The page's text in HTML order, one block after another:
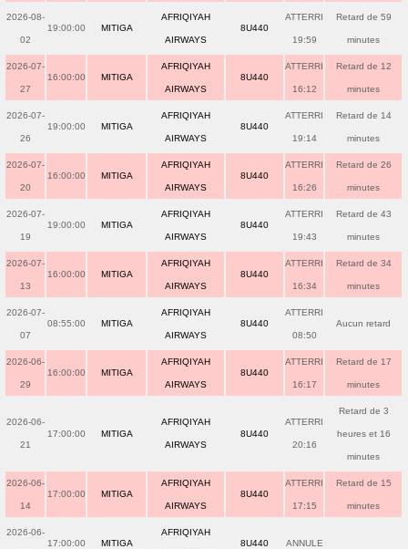
2026-08-
02
19:00:00 MITIGA
AFRIQIYAH
AIRWAYS
8U440
ATTERRI
19:59
Retard de 59
minutes
2026-07-
27
16:00:00 MITIGA
AFRIQIYAH
AIRWAYS
8U440
ATTERRI
16:12
Retard de 12
minutes
2026-07-
26
19:00:00 MITIGA
AFRIQIYAH
AIRWAYS
8U440
ATTERRI
19:14
Retard de 14
minutes
2026-07-
20
16:00:00 MITIGA
AFRIQIYAH
AIRWAYS
8U440
ATTERRI
16:26
Retard de 26
minutes
2026-07-
19
19:00:00 MITIGA
AFRIQIYAH
AIRWAYS
8U440
ATTERRI
19:43
Retard de 43
minutes
2026-07-
13
16:00:00 MITIGA
AFRIQIYAH
AIRWAYS
8U440
ATTERRI
16:34
Retard de 34
minutes
2026-07-
07
08:55:00 MITIGA
AFRIQIYAH
AIRWAYS
8U440
ATTERRI
08:50
Aucun retard
2026-06-
29
16:00:00 MITIGA
AFRIQIYAH
AIRWAYS
8U440
ATTERRI
16:17
Retard de 17
minutes
2026-06-
21
17:00:00 MITIGA
AFRIQIYAH
AIRWAYS
8U440
ATTERRI
20:16
Retard de 3
heures et 16
minutes
2026-06-
14
17:00:00 MITIGA
AFRIQIYAH
AIRWAYS
8U440
ATTERRI
17:15
Retard de 15
minutes
2026-06-
17:00:00 MITIGA
AFRIQIYAH
8U440 ANNULE